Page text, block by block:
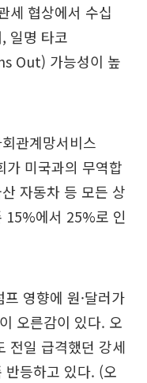
세 협상에서 수십
일명 타코
Out) 가능성이 높
관계망서비스
가 미국과의 무역합
자동차 등 모든 상
15%에서 25%로 인
영향에 원·달러가
오른감이 있다. 오
전일 급격했던 강세
반등하고 있다. (오